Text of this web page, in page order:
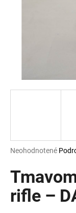
Priemerné
produktu
0,0
Neohodnotené
rifle –
d
p
o